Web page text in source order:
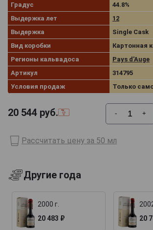
Градус
44.8%
Выдержка лет
12
Выдержка
Single Cask
Вид коробки
Картонная
Регионы кальвадоса
Pays d'Auge
Артикул
314795
Условия продаж
Только
20 544 руб. - +
Рассчитать цену за 50 мл
Другие года
2000 г.
20 483 ₽
20